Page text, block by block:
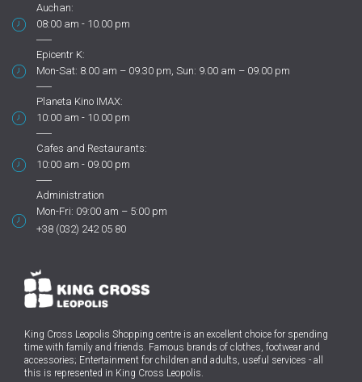
Auchan:
08:00 am - 10.00 pm
Epicentr K:
Mon-Sat: 8.00 am – 09.30 pm, Sun: 9.00 am – 09.00 pm
Planeta Kino IMAX:
10:00 am - 10.00 pm
Cafes and Restaurants:
10:00 am - 09.00 pm
Administration
Mon-Fri: 09:00 am – 5:00 pm
+38 (032) 242 05 80
King Cross Leopolis Shopping centre is an excellent choice for spending
time with family and friends. Famous brands of clothes, footwear and
accessories; Entertainment for children and adults, useful services - all
this is represented in King Cross Leopolis.